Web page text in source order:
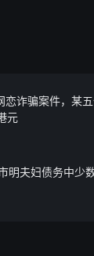
恋诈骗案件，某
元
明夫妇债务中少